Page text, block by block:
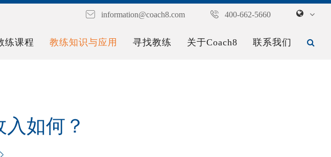
information@coach8.com 400-662-5660
练课程 教练知识与应用 寻找教练 关于Coach8 联系我们
如何？